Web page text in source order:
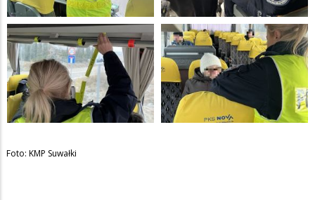
Foto: KMP Suwałki